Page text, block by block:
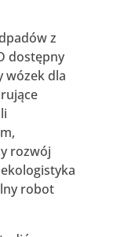
z
dostępny
wózek dla
rozwój
robot